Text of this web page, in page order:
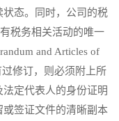
态。同时，公司的税
税务相关活动的唯一
and Articles of
修订，则必须附上所
定代表人的身份证明
签证文件的清晰副本